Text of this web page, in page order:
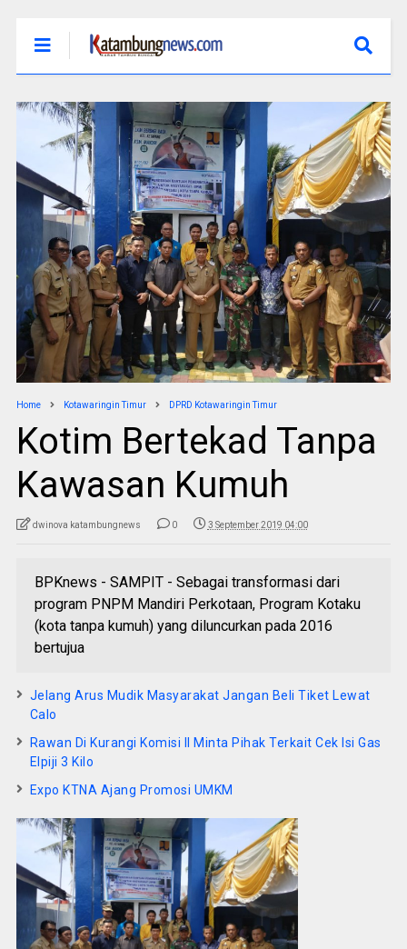
Home Kotawaringin Timur DPRD Kotawaringin Timur
Kotim Bertekad Tanpa
Kawasan Kumuh
dwinova katambungnews 0 3 September 2019 04:00
BPKnews - SAMPIT - Sebagai transformasi dari
program PNPM Mandiri Perkotaan, Program Kotaku
(kota tanpa kumuh) yang diluncurkan pada 2016
bertujua
Jelang Arus Mudik Masyarakat Jangan Beli Tiket Lewat
Calo
Rawan Di Kurangi Komisi II Minta Pihak Terkait Cek Isi Gas
Elpiji 3 Kilo
Expo KTNA Ajang Promosi UMKM